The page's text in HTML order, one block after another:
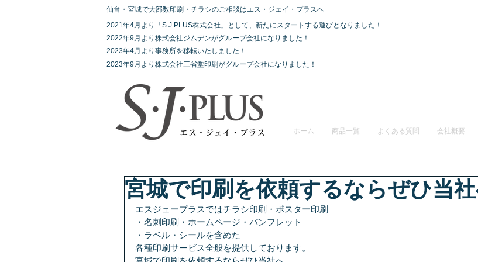
仙台・宮城で大部数印刷・チラシのご相談はエス・ジェイ・プラスへ
2021年4月より「S.J.PLUS株式会社」として、新たにスタートする運びとなりました！
2022年9月より株式会社ジムデンがグループ会社になりました！
2023年4月より事務所を移転いたしました！
2023年9月より株式会社三省堂印刷がグループ会社になりました！
ホーム 商品一覧 よくある質問 会社概要
宮城で印刷を依頼するならぜひ当
エスジェープラスではチラシ印刷・ポスター印刷
・名刺印刷・ホームページ・パンフレット
・ラベル・シールを含めた
各種印刷サービス全般を提供しております。